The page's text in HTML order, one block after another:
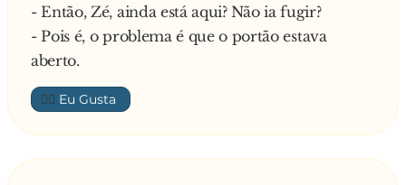
- Então, Zé, ainda está aqui? Não ia fugir?
- Pois é, o problema é que o portão estava
aberto.
👍🏼